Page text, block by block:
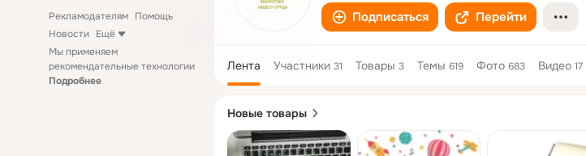
Рекламодателям Помощь
Новости Ещё
Мы применяем
рекомендательные технологии
Подробнее
Подписаться Перейти
Лента Участники 31 Товары 3 Темы 619 Фото 683 Видео 17
Новые товары